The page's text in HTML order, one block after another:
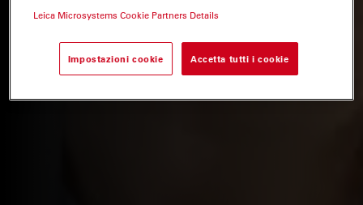
Leica Microsystems Cookie Partners Details
Impostazioni cookie Accetta tutti i cookie